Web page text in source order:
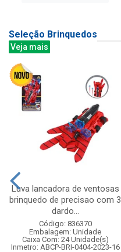
Seleção Brinquedos
Veja mais
Luva lancadora de ventosas
brinquedo de precisao com 3
dardo...
Código: 836370
Embalagem: Unidade
Caixa Com: 24 Unidade(s)
Inmetro: ABCP-BRI-0404-2023-16